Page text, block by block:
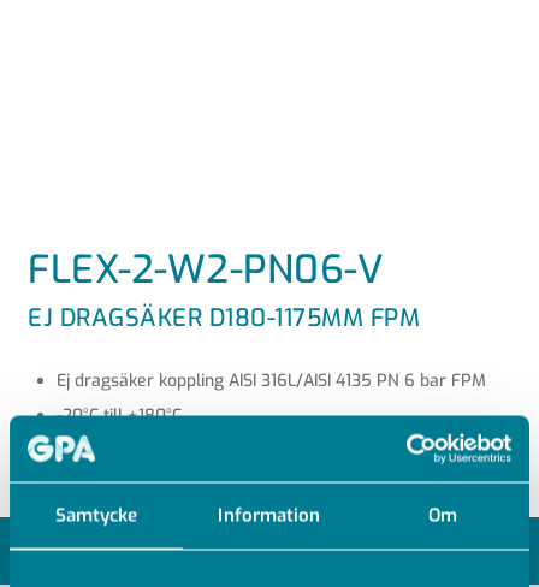
Samtycke Information Om
FLEX-2-W2-PN06-V
EJ DRAGSÄKER D180-1175MM FPM
Ej dragsäker koppling AISI 316L/AISI 4135 PN 6 bar FPM
-20°C till +180°C
MODELLER